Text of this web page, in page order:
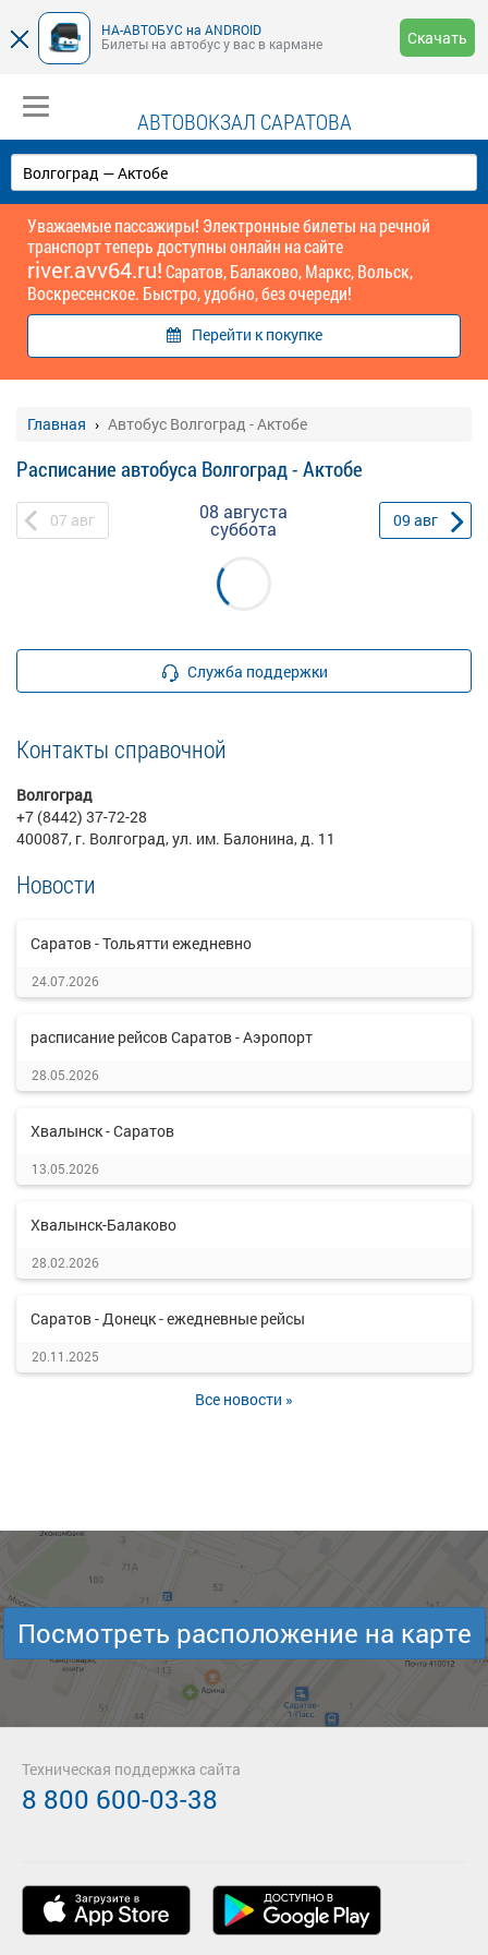
НА-АВТОБУС на ANDROID
Билеты на автобус у вас в кармане
Скачать
АВТОВОКЗАЛ САРАТОВА
Уважаемые пассажиры! Электронные билеты на речной
транспорт теперь доступны онлайн на сайте
river.avv64.ru!Саратов, Балаково, Маркс, Вольск,
Воскресенское. Быстро, удобно, без очереди!
Перейти к покупке
Главная Автобус Волгоград - Актобе
Расписание автобуса Волгоград - Актобе
07 авг 08 августа
суббота 09 авг
Служба поддержки
Контакты справочной
Волгоград
+7 (8442) 37-72-28
400087, г. Волгоград, ул. им. Балонина, д. 11
Новости
Саратов - Тольятти ежедневно
24.07.2026
расписание рейсов Саратов - Аэропорт
28.05.2026
Хвалынск - Саратов
13.05.2026
Хвалынск-Балаково
28.02.2026
Саратов - Донецк - ежедневные рейсы
20.11.2025
Все новости »
Посмотреть расположение на карте
Техническая поддержка сайта
8 800 600-03-38